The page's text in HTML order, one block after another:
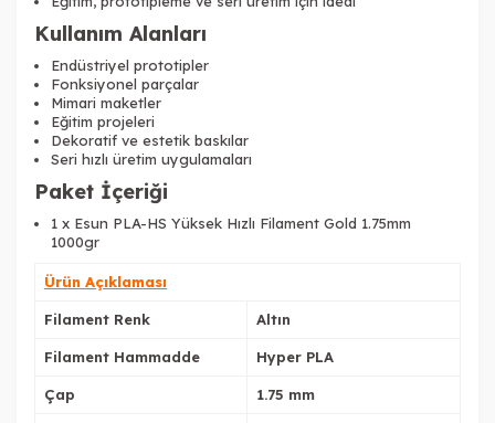
Tükendi
Kullanım Alanları
Endüstriyel prototipler
Fonksiyonel parçalar
Mimari maketler
Eğitim projeleri
Dekoratif ve estetik baskılar
Seri hızlı üretim uygulamaları
Paket İçeriği
1 x Esun PLA-HS Yüksek Hızlı Filament Gold 1.75mm
1000gr
Ürün Açıklaması
Filament Renk Altın
Filament Hammadde Hyper PLA
Çap 1.75 mm